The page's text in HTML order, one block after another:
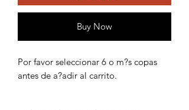
Buy Now
Por favor seleccionar 6 o m?s copas
antes de a?adir al carrito.